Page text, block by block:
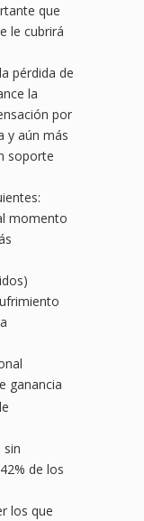
que
le cubrirá
pérdida de
la
por
y aún más
soporte
momento
ganancia
sin
de los
los que